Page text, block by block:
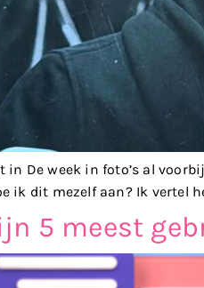
in De week in foto’s al
ik dit mezelf aan? Ik vertel
5 meest